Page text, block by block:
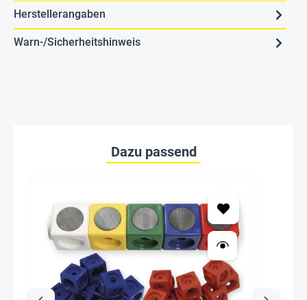
Herstellerangaben
Warn-/Sicherheitshinweis
Dazu passend